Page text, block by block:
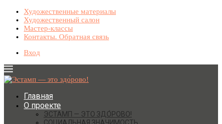
Художественные материалы
Художественный салон
Мастер-классы
Контакты. Обратная связь
Вход
Главная
О проекте
ЭСТАМП — ЭТО ЗДО́РОВО!